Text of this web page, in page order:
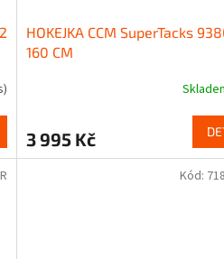
HOKEJKA CCM SuperTacks
160 CM
3 995 Kč
Kód: